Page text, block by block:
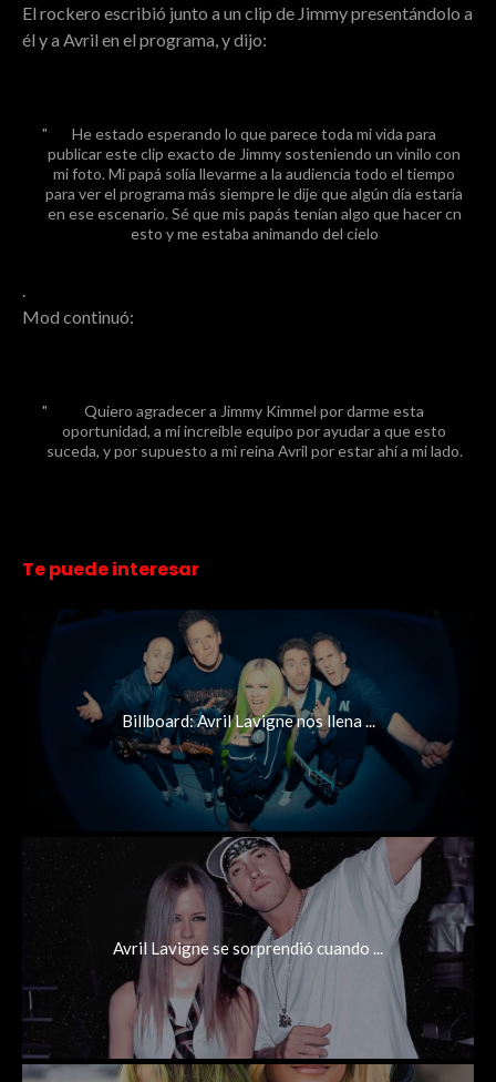
El rockero escribió junto a un clip de Jimmy presentándolo a
él y a Avril en el programa, y ​​dijo:
He estado esperando lo que parece toda mi vida para
publicar este clip exacto de Jimmy sosteniendo un vinilo con
mi foto. Mi papá solía llevarme a la audiencia todo el tiempo
para ver el programa más siempre le dije que algún día estaría
en ese escenario. Sé que mis papás tenían algo que hacer cn
esto y me estaba animando del cielo
.
Mod continuó:
Quiero agradecer a Jimmy Kimmel por darme esta
oportunidad, a mi increíble equipo por ayudar a que esto
suceda, y por supuesto a mi reina Avril por estar ahí a mi lado.
Te puede interesar
Billboard: Avril Lavigne nos llena ...
Avril Lavigne se sorprendió cuando ...